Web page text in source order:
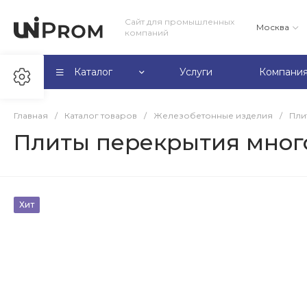
Сайт для промышленных
компаний
Москва
Каталог Услуги Компания
Главная / Каталог товаров / Железобетонные изделия /
Плиты перекрытия
Хит